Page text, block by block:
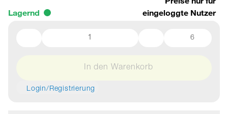
Lagernd
eingeloggte Nutzer
6
In den Warenkorb
Login/Registrierung